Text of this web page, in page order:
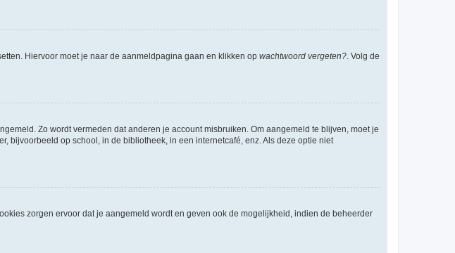
Hiervoor moet je naar de aanmeldpagina gaan en klikken op wachtwoord vergeten? . Volg de
Zo wordt vermeden dat anderen je account misbruiken. Om aangemeld te blijven, moet je
bijvoorbeeld op school, in de bibliotheek, in een internetcafé, enz. Als deze optie niet
zorgen ervoor dat je aangemeld wordt en geven ook de mogelijkheid, indien de beheerder